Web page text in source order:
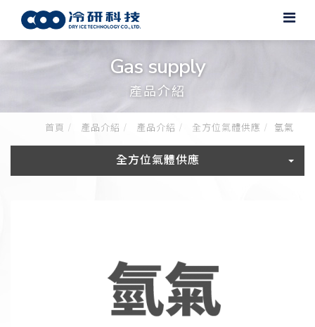
Gas supply
產品介紹
首頁 產品介紹 產品介紹 全方位氣體供應 氫氣
全方位氣體供應